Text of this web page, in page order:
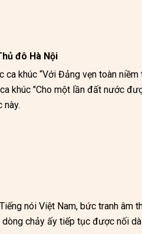
đô Hà Nội
khúc “Với Đảng vẹn toàn
khúc "Cho một lần đất nước
này.
nói Việt Nam, bức tranh âm
chảy ấy tiếp tục được nối